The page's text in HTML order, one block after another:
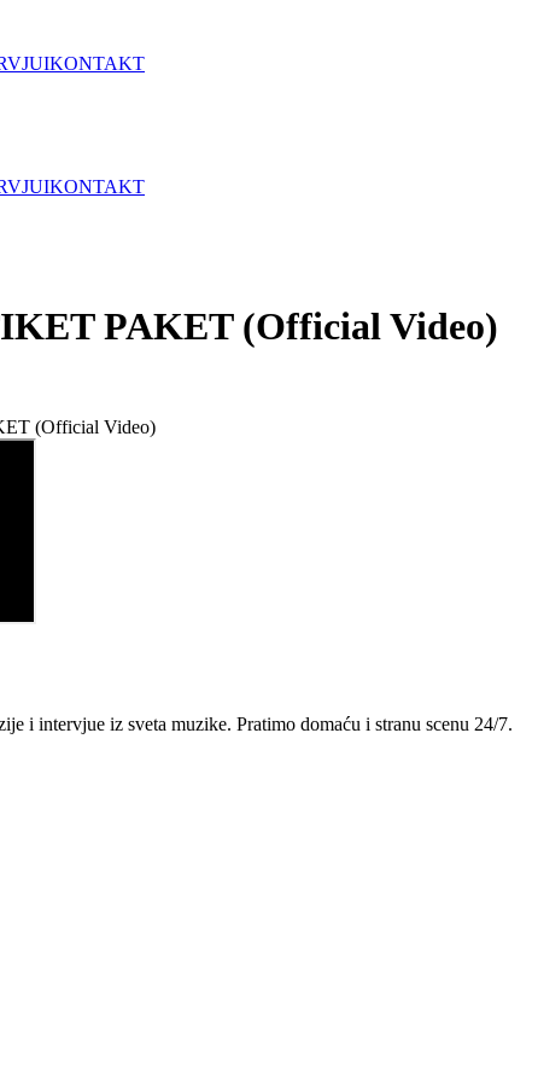
KONTAKT
KONTAKT
PAKET (Official Video)
(Official Video)
i intervjue iz sveta muzike. Pratimo domaću i stranu scenu 24/7.